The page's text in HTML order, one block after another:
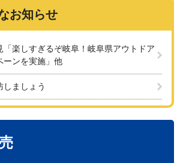
お知らせ
「楽しすぎるぞ岐阜！岐阜県アウトドア
ーンを実施」他
しましょう